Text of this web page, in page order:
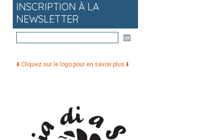
INSCRIPTION À LA
NEWSLETTER
⬇️ Cliquez sur le logo pour en savoir plus ⬇️